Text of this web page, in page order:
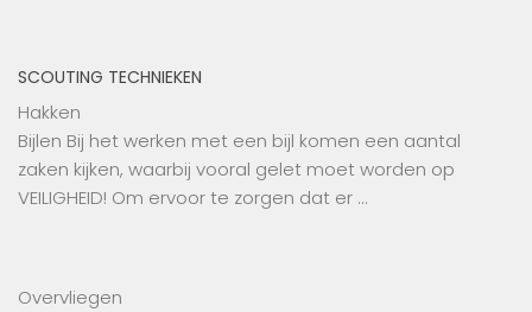
SCOUTING TECHNIEKEN
Hakken
Bijlen Bij het werken met een bijl komen een aantal
zaken kijken, waarbij vooral gelet moet worden op
VEILIGHEID! Om ervoor te zorgen dat er …
Overvliegen